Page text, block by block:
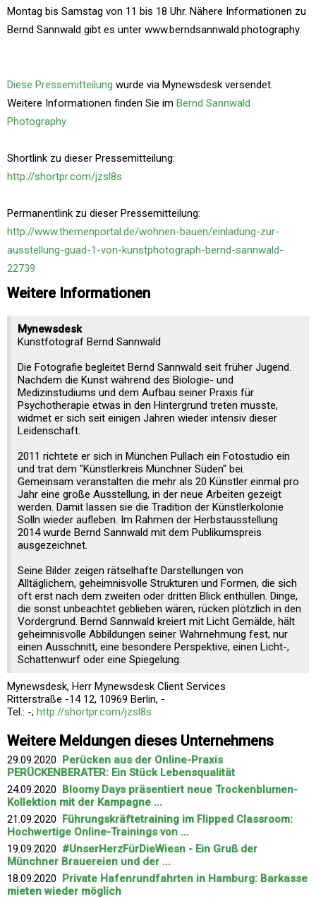
Montag bis Samstag von 11 bis 18 Uhr. Nähere Informationen zu
Bernd Sannwald gibt es unter www.berndsannwald.photography.
Diese Pressemitteilung wurde via Mynewsdesk versendet.
Weitere Informationen finden Sie im Bernd Sannwald
Photography
Shortlink zu dieser Pressemitteilung:
http://shortpr.com/jzsl8s
Permanentlink zu dieser Pressemitteilung:
http://www.themenportal.de/wohnen-bauen/einladung-zur-
ausstellung-guad-1-von-kunstphotograph-bernd-sannwald-
22739
Weitere Informationen
Mynewsdesk
Kunstfotograf Bernd Sannwald
Die Fotografie begleitet Bernd Sannwald seit früher Jugend.
Nachdem die Kunst während des Biologie- und
Medizinstudiums und dem Aufbau seiner Praxis für
Psychotherapie etwas in den Hintergrund treten musste,
widmet er sich seit einigen Jahren wieder intensiv dieser
Leidenschaft.
2011 richtete er sich in München Pullach ein Fotostudio ein
und trat dem "Künstlerkreis Münchner Süden" bei.
Gemeinsam veranstalten die mehr als 20 Künstler einmal pro
Jahr eine große Ausstellung, in der neue Arbeiten gezeigt
werden. Damit lassen sie die Tradition der Künstlerkolonie
Solln wieder aufleben. Im Rahmen der Herbstausstellung
2014 wurde Bernd Sannwald mit dem Publikumspreis
ausgezeichnet.
Seine Bilder zeigen rätselhafte Darstellungen von
Alltäglichem, geheimnisvolle Strukturen und Formen, die sich
oft erst nach dem zweiten oder dritten Blick enthüllen. Dinge,
die sonst unbeachtet geblieben wären, rücken plötzlich in den
Vordergrund. Bernd Sannwald kreiert mit Licht Gemälde, hält
geheimnisvolle Abbildungen seiner Wahrnehmung fest, nur
einen Ausschnitt, eine besondere Perspektive, einen Licht-,
Schattenwurf oder eine Spiegelung.
Mynewsdesk, Herr Mynewsdesk Client Services
Ritterstraße -14 12, 10969 Berlin, -
Tel.: -; http://shortpr.com/jzsl8s
Weitere Meldungen dieses Unternehmens
29.09.2020 Perücken aus der Online-Praxis
PERÜCKENBERATER: Ein Stück Lebensqualität
24.09.2020 Bloomy Days präsentiert neue Trockenblumen-
Kollektion mit der Kampagne ...
21.09.2020 Führungskräftetraining im Flipped Classroom:
Hochwertige Online-Trainings von ...
19.09.2020 #UnserHerzFürDieWiesn - Ein Gruß der
Münchner Brauereien und der ...
18.09.2020 Private Hafenrundfahrten in Hamburg: Barkasse
mieten wieder möglich